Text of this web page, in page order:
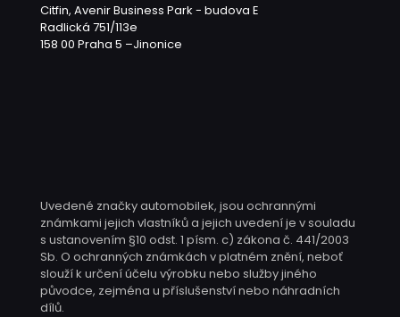
Citfin, Avenir Business Park - budova E
Radlická 751/113e
158 00 Praha 5 –Jinonice
Uvedené značky automobilek, jsou ochrannými
známkami jejich vlastníků a jejich uvedení je v souladu
s ustanovením §10 odst. 1 písm. c) zákona č. 441/2003
Sb. O ochranných známkách v platném znění, neboť
slouží k určení účelu výrobku nebo služby jiného
původce, zejména u příslušenství nebo náhradních
dílů.